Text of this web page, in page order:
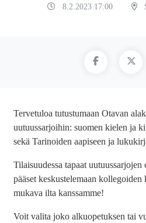
8.2.2023 17:00
Tervetuloa tutustumaan Otavan
uutuussarjoihin: suomen kielen ja
sekä Tarinoiden aapiseen ja
Tilaisuudessa tapaat
pääset keskustelemaan kollegoiden
mukava ilta kanssamme!
Voit valita joko alkuopetuksen tai